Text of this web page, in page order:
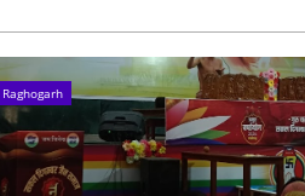
Raghogarh